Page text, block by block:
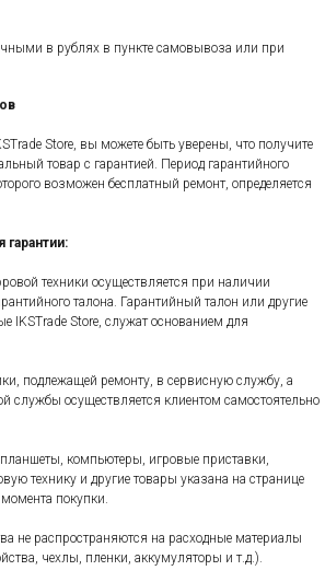
в рублях в пункте самовывоза или при
Store, вы можете быть уверены, что получите
товар с гарантией. Период гарантийного
возможен бесплатный ремонт, определяется
техники осуществляется при наличии
талона. Гарантийный талон или другие
IKSTrade Store, служат основанием для
подлежащей ремонту, в сервисную службу, а
службы осуществляется клиентом самостоятельно
компьютеры, игровые приставки,
технику и другие товары указана на странице
покупки.
не распространяются на расходные материалы
чехлы, пленки, аккумуляторы и т.д.).